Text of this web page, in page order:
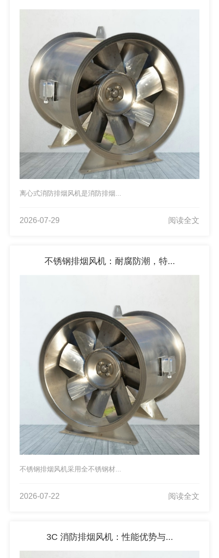
离心式消防排烟风机是消防排烟...
2026-07-29 阅读全文
不锈钢排烟风机：耐腐防潮，特...
不锈钢排烟风机采用全不锈钢材...
2026-07-22 阅读全文
3C 消防排烟风机：性能优势与...